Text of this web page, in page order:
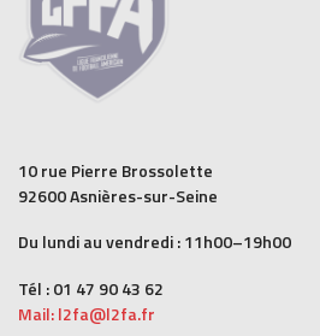
10 rue Pierre Brossolette
92600 Asnières-sur-Seine
Du lundi au vendredi : 11h00–19h00
Tél : 01 47 90 43 62
Mail: l2fa@l2fa.fr